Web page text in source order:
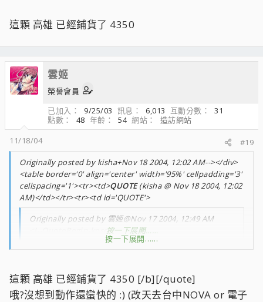
這顆 高雄 已經鋪貨了 4350
雲姬
榮譽會員
已加入
9/25/03 訊息 6,013 互動分數
31
點數
48 年齡 54 網站
造訪網站
11/18/04
#19
Originally posted by kisha+Nov 18 2004, 12:02 AM--></div>
<table border='0' align='center' width='95%' cellpadding='3'
cellspacing='1'><tr><td>QUOTE(kisha @ Nov 18 2004, 12:02
AM)</td></tr><tr><td id='QUOTE'>
Originally posted by 雲姬@Nov 17 2004, 12:49 AM
<!--QuoteBegin-koscsi按一下展開……
至少目前應該沒有什麼人會買吧..
按一下展開……
按一下展開……
這顆 高雄 已經鋪貨了 4350 [/b][/quote]
哦?沒想到動作還蠻快的 :) (改天去台中NOVA or 電子